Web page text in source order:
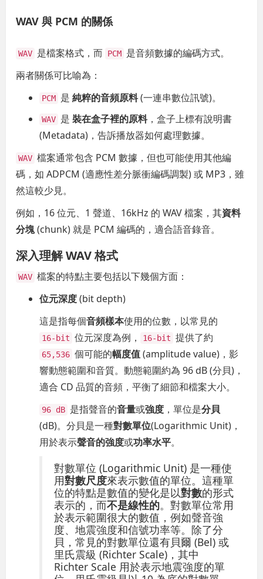
WAV 與 PCM 的關係
WAV 是檔案格式，而 PCM 是音頻數據的編碼方式。
兩者關係可比喻為：
PCM 是純粹的音頻原料(一連串數位訊號)。
WAV 是裝在盒子裡的原料，盒子上標有說明書
(Metadata)，告訴播放器如何處理數據。
WAV 檔案通常包含 PCM 數據，但也可能使用其他編
碼，如 ADPCM (適應性差分脈衝編碼調製) 或 MP3，雖
然這較少見。
例如，16 位元、1 聲道、16kHz 的 WAV 檔案，其資料
分塊(chunk) 就是 PCM 編碼的，適合語音錄音。
深入理解 WAV 格式
WAV 檔案的特點主要包括以下幾個方面：
位元深度(bit depth)
這是指每個音頻樣本使用的位數，以常見的
16-bit 位元深度為例， 16-bit 提供了約
65,536 個可能的幅度值(amplitude value)，影
響動態範圍和音質。動態範圍約為 96 dB (分貝)，
適合 CD 品質的音頻，平衡了細節和檔案大小。
96 dB 是指聲音的音量或強度 ，單位是分貝
(dB)。分貝是一種對數單位(Logarithmic Unit)，
用於表示聲音的強度或功率水平。
對數單位 (Logarithmic Unit) 是一種使
用對數尺度來表示數值的單位。這種單
位的特點是數值的變化是以對數的形式
表示的，而不是線性的。對數單位常用
於表示範圍很大的數值，例如聲音強
度、地震強度和信號功率等。除了分
貝，常見的對數單位還有貝爾 (Bel) 或
里氏震級 (Richter Scale)，其中
Richter Scale 用於表示地震強度的單